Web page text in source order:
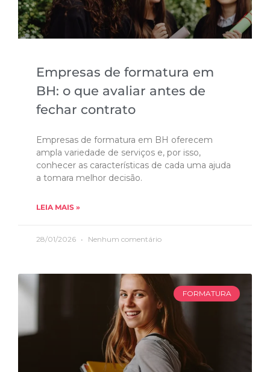
Empresas de formatura em
BH: o que avaliar antes de
fechar contrato
Empresas de formatura em BH oferecem
ampla variedade de serviços e, por isso,
conhecer as características de cada uma ajuda
a tomara melhor decisão.
LEIA MAIS »
28/01/2026 Nenhum comentário
FORMATURA